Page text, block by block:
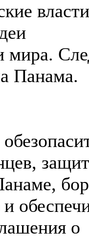
мира.
Панама.
о